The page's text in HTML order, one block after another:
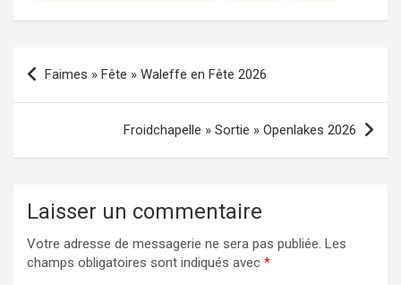
Navigation
de
Faimes » Fête » Waleffe en Fête 2026
Froidchapelle » Sortie » Openlakes 2026
Laisser un commentaire
Votre adresse de messagerie ne sera pas publiée. Les
champs obligatoires sont indiqués avec *